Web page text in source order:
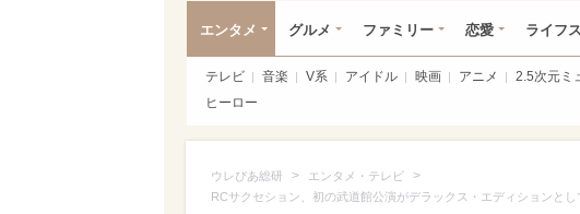
エンタメ グルメ ファミリー 恋愛 ライフ
テレビ 音楽 V系 アイドル 映画 アニメ 2.5次元ミ
ヒーロー
ウレぴあ総研 > エンタメ・テレビ >
RCサクセション、初の武道館公演がデラックス・エディションと